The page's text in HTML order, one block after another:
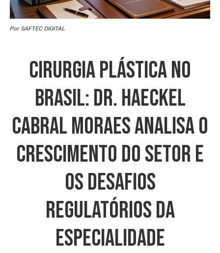
Por SAFTEC DIGITAL
Cirurgia Plástica No
Brasil: Dr. Haeckel
Cabral Moraes Analisa O
Crescimento Do Setor E
Os Desafios
Regulatórios Da
Especialidade